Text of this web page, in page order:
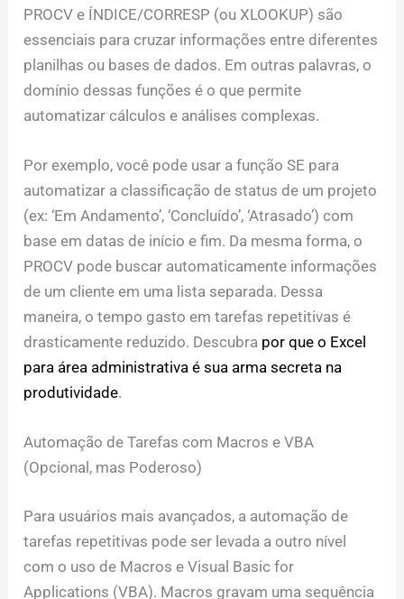
PROCV e ÍNDICE/CORRESP (ou XLOOKUP) são
essenciais para cruzar informações entre diferentes
planilhas ou bases de dados. Em outras palavras, o
domínio dessas funções é o que permite
automatizar cálculos e análises complexas.
Por exemplo, você pode usar a função SE para
automatizar a classificação de status de um projeto
(ex: ‘Em Andamento’, ‘Concluído’, ‘Atrasado’) com
base em datas de início e fim. Da mesma forma, o
PROCV pode buscar automaticamente informações
de um cliente em uma lista separada. Dessa
maneira, o tempo gasto em tarefas repetitivas é
drasticamente reduzido. Descubra por que o Excel
para área administrativa é sua arma secreta na
produtividade.
Automação de Tarefas com Macros e VBA
(Opcional, mas Poderoso)
Para usuários mais avançados, a automação de
tarefas repetitivas pode ser levada a outro nível
com o uso de Macros e Visual Basic for
Applications (VBA). Macros gravam uma sequência